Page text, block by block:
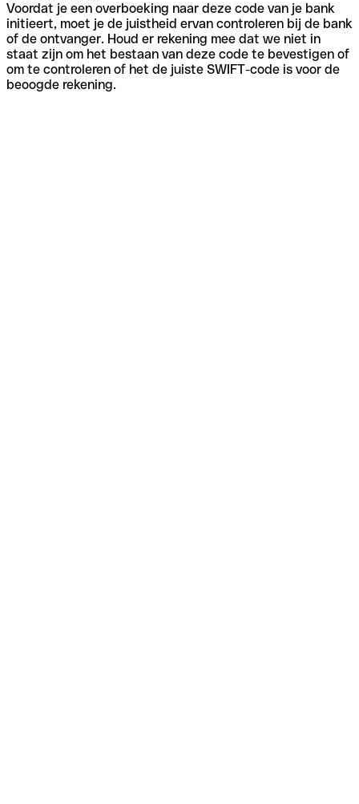
Voordat je een overboeking naar deze code van je bank
initieert, moet je de juistheid ervan controleren bij de bank
of de ontvanger. Houd er rekening mee dat we niet in
staat zijn om het bestaan van deze code te bevestigen of
om te controleren of het de juiste SWIFT-code is voor de
beoogde rekening.